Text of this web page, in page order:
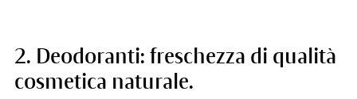
2. Deodoranti: freschezza di qualità
cosmetica naturale.